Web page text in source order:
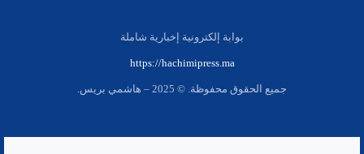
بوابة إلكترونية إخبارية شاملة
https://hachimipress.ma
جميع الحقوق محفوظة. © 2025 – هاشمي بريس.